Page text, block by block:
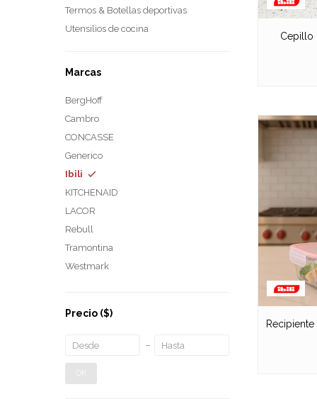
Cepillo
Termos & Botellas deportivas
Utensilios de cocina
Marcas
BergHoff
Cambro
CONCASSE
Generico
Ibili
KITCHENAID
LACOR
Rebull
Tramontina
Westmark
Precio ($)